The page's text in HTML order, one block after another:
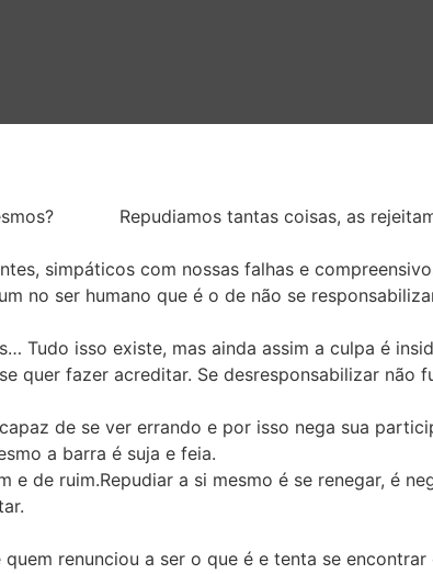
Repudiamos tantas coisas, as
simpáticos com nossas falhas e
no ser humano que é o de não se
Tudo isso existe, mas ainda assim a culpa é
quer fazer acreditar. Se desresponsabilizar não
de se ver errando e por isso nega sua
a barra é suja e feia.
de ruim.Repudiar a si mesmo é se renegar, é
renunciou a ser o que é e tenta se